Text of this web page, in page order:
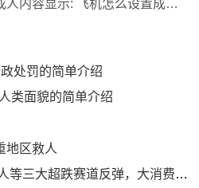
显示: 飞机怎么设置成人内容显示在屏幕上
处罚的简单介绍
类面貌的简单介绍
地区救人
跌赛道反弹，大消费概念领涨|界面新闻